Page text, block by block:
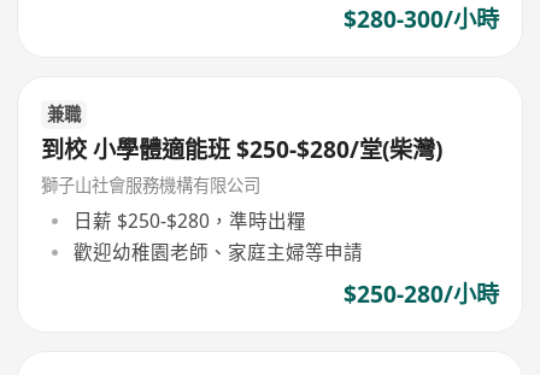
$280-300/小時
兼職
到校 小學體適能班 $250-$280/堂(柴灣)
獅子山社會服務機構有限公司
日薪 $250-$280，準時出糧
歡迎幼稚園老師、家庭主婦等申請
$250-280/小時